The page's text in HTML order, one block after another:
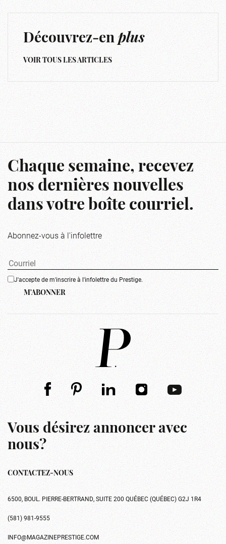
Découvrez-enplus
VOIR TOUS LES ARTICLES
Chaque semaine, recevez
nos dernières nouvelles
dans votre boîte courriel.
Abonnez-vous à l'infolettre
J'accepte de m'inscrire à l'infolettre du Prestige.
M'ABONNER
Vous désirez annoncer avec
nous?
CONTACTEZ-NOUS
6500, BOUL. PIERRE-BERTRAND, SUITE 200 QUÉBEC (QUÉBEC) G2J 1R4
(581) 981-9555
INFO@MAGAZINEPRESTIGE.COM